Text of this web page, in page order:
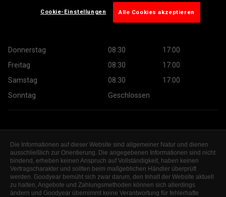
08:30
17:00
08:30
Donnerstag
08:30
17:00
Freitag
08:30
17:00
Samstag
08:30
17:00
Sonntag
Geschlossen
Die Informationen auf dieser Website sind allgemeiner Natur und dienen
ausschließlich zur Orientierung. Die angegebenen Informationen sind nicht
bindend, erheben keinen Anspruch auf Vollständigkeit, haben keinen
Vertragscharakter und sollten beim maßgeblichen Händler überprüft
werden. Goodyear bemüht sich zwar darum, den Inhalt der Website aktuell
zu halten, Angebote und Zahlungsmethoden können sich allerdings
ändern und Goodyear übernimmt keine Verantwortung für fehlerhafte
Cookie-Einstellungen Alle Cookies akzeptieren